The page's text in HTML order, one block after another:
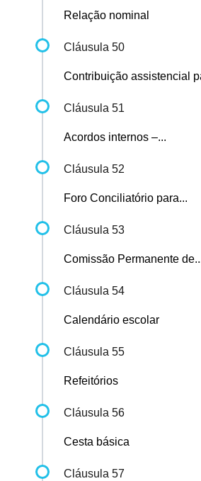
Relação nominal
Cláusula 50
Contribuição assistencial
Cláusula 51
Acordos internos –...
Cláusula 52
Foro Conciliatório para...
Cláusula 53
Comissão Permanente
Cláusula 54
Calendário escolar
Cláusula 55
Refeitórios
Cláusula 56
Cesta básica
Cláusula 57